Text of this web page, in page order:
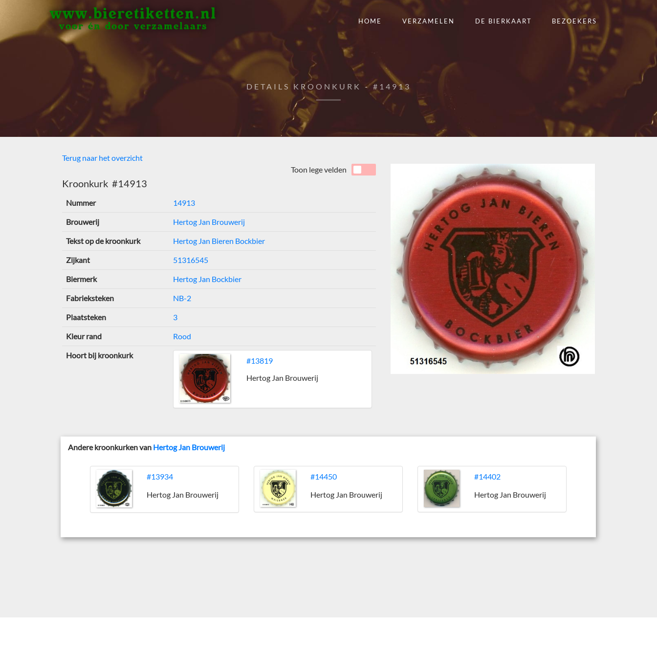
www.bieretiketten.nl
voor én door verzamelaars
HOME VERZAMELEN DE BIERKAART BEZOEKERS
DETAILS KROONKURK - #14913
Terug naar het overzicht
Kroonkurk #14913
Toon lege velden
Nummer 14913
Brouwerij Hertog Jan Brouwerij
Tekst op de kroonkurk Hertog Jan Bieren Bockbier
Zijkant 51316545
Biermerk Hertog Jan Bockbier
Fabrieksteken NB-2
Plaatsteken 3
Kleur rand Rood
Hoort bij kroonkurk
#13819
Hertog Jan Brouwerij
Andere kroonkurken van Hertog Jan Brouwerij
#13934
Hertog Jan Brouwerij
#14450
Hertog Jan Brouwerij
#14402
Hertog Jan Brouwerij